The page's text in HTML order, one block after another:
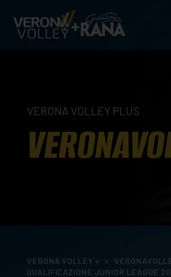
VERONA VOLLEY PLUS
VERONA VOLLEY + >
QUALIFICAZIONE JUNIOR LEAGUE